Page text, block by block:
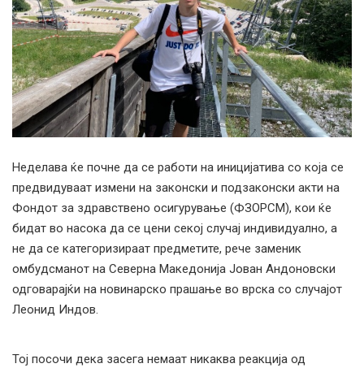
Неделава ќе почне да се работи на иницијатива со која се
предвидуваат измени на законски и подзаконски акти на
Фондот за здравствено осигурување (ФЗОРСМ), кои ќе
бидат во насока да се цени секој случај индивидуално, а
не да се категоризираат предметите, рече заменик
омбудсманот на Северна Македонија Јован Андоновски
одговарајќи на новинарско прашање во врска со случајот
Леонид Индов.
Тој посочи дека засега немаат никаква реакција од